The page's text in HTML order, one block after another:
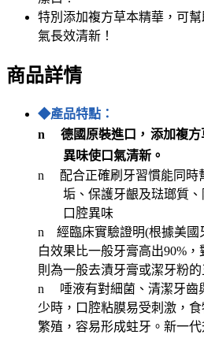
特別添加複方草本精華，可
氣長效清新！
商品詳情
◆產品特點：
n
德國原裝進口， 添加複方
異味使口氣清新。
n
配合正確刷牙習慣能同時
垢、保護牙齦及琺瑯質
口腔異味
n
經臨床實驗證明(根據美
白效果比一般牙膏高出90%
則為一般去漬牙膏或潔牙粉
n
唾液有對細菌、清潔牙
少時，口腔粘膜易受刺激，
繁殖，容易形成蛀牙。 新一